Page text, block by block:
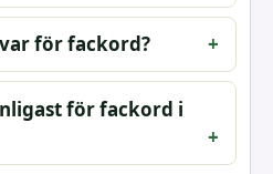
för fackord?
för fackord i